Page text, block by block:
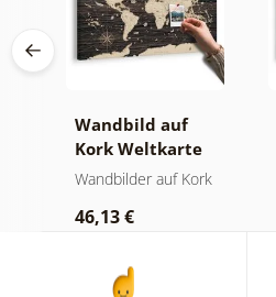
Wandbild auf
Kork Weltkarte
auf hölzernem
Wandbilder auf Kork
46,13 €